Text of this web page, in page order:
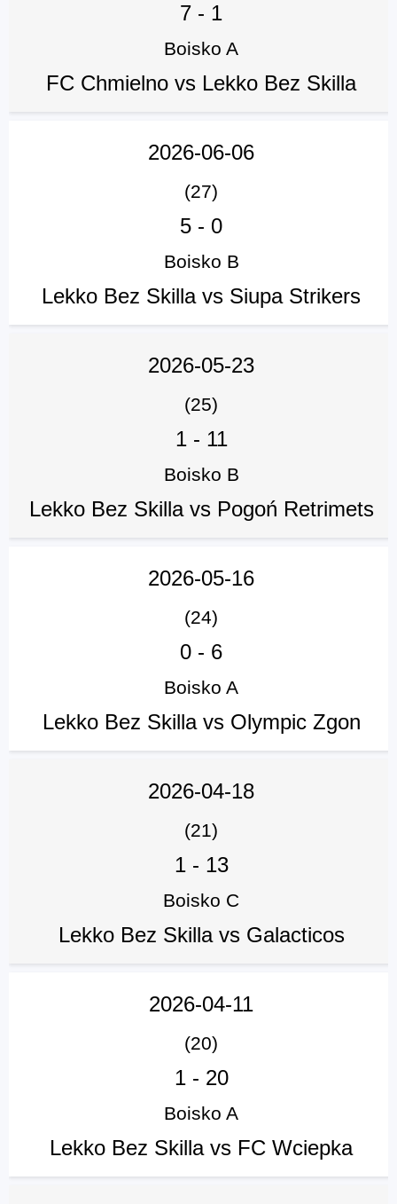
7 - 1
Boisko A
FC Chmielno vs Lekko Bez Skilla
2026-06-06
(27)
5 - 0
Boisko B
Lekko Bez Skilla vs Siupa Strikers
2026-05-23
(25)
1- 11
Boisko B
Lekko Bez Skilla vs Pogoń Retrimets
2026-05-16
(24)
0 - 6
Boisko A
Lekko Bez Skilla vs Olympic Zgon
2026-04-18
(21)
1- 13
Boisko C
Lekko Bez Skilla vs Galacticos
2026-04-11
(20)
1- 20
Boisko A
Lekko Bez Skilla vs FC Wciepka